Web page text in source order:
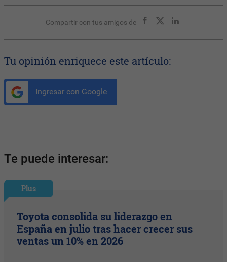
Compartir con tus amigos de
Tu opinión enriquece este artículo:
Ingresar con Google
Te puede interesar:
Plus
Toyota consolida su liderazgo en
España en julio tras hacer crecer sus
ventas un 10% en 2026